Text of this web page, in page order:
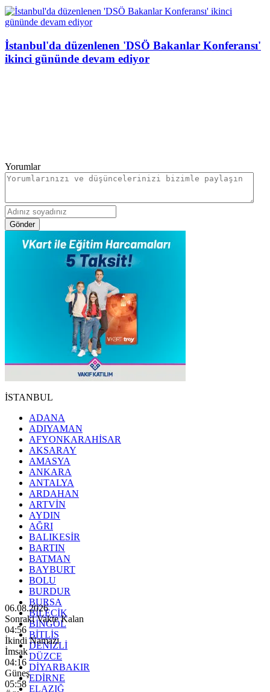
İstanbul'da düzenlenen 'DSÖ Bakanlar Konferansı'
ikinci gününde devam ediyor
Yorumlar
Gönder
İSTANBUL
ADANA
ADIYAMAN
AFYONKARAHİSAR
AKSARAY
AMASYA
ANKARA
ANTALYA
ARDAHAN
ARTVİN
AYDIN
AĞRI
BALIKESİR
BARTIN
BATMAN
BAYBURT
BOLU
BURDUR
BURSA
BİLECİK
BİNGÖL
BİTLİS
DENİZLİ
DÜZCE
DİYARBAKIR
EDİRNE
ELAZIĞ
06.08.2026
Sonraki Vakte Kalan
04:54
İkindi Namazı
İmsak
04:16
Güneş
05:58